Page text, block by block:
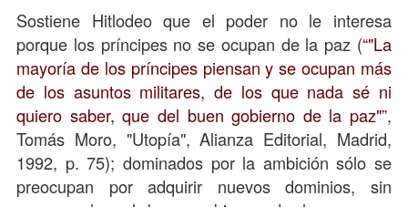
Sostiene Hitlodeo que el poder no le interesa
porque los príncipes no se ocupan de la paz ( "La
mayoría de los príncipes piensan y se ocupan más
de los asuntos militares, de los que nada sé ni
quiero saber, que del buen gobierno de la paz" ,
Tomás Moro, "Utopía", Alianza Editorial, Madrid,
1992, p. 75); dominados por la ambición sólo se
preocupan por adquirir nuevos dominios, sin